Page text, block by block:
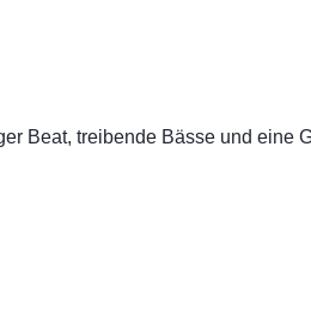
Beat, treibende Bässe und eine